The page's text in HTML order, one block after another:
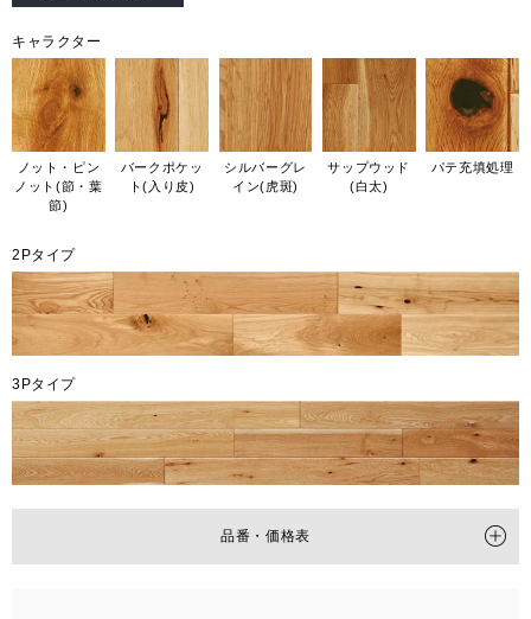
キャラクター
ノット・ピン
ノット(節・葉
節)
バークポケッ
ト(入り皮)
シルバーグレ
イン(虎斑)
サップウッド
(白太)
パテ充填処理
2Pタイプ
3Pタイプ
品番・価格表